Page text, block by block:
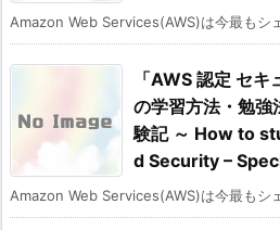
Amazon Web Services(AWS)は今最もシ
「AWS 認定 セキ
の学習方法・勉強
験記 ～ How to
d Security –
Amazon Web Services(AWS)は今最もシ